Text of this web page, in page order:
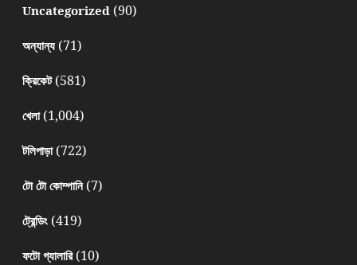
Uncategorized(90)
অন্যান্য(71)
ক্রিকেট(581)
খেলা(1,004)
টলিপাড়া(722)
টো টো কোম্পানি(7)
ট্রেন্ডিং(419)
ফটো গ্যালারি(10)